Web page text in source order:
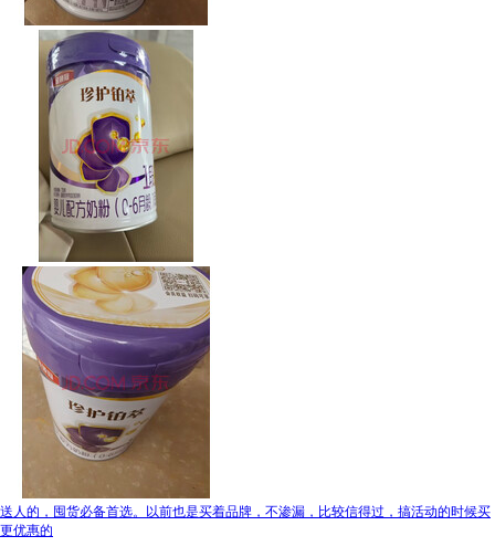
送人的，囤货必备首选。以前也是买着品牌，不渗漏，比较信得过，搞活动的时候买
更优惠的